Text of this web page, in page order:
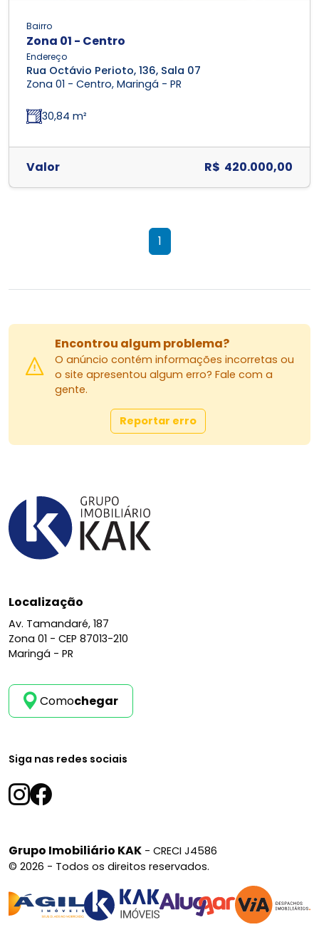
Bairro
Zona 01 - Centro
Endereço
Rua Octávio Perioto, 136, Sala 07
Zona 01 - Centro, Maringá - PR
30,84 m²
Valor R$ 420.000,00
1
Encontrou algum problema?
O anúncio contém informações incorretas ou
o site apresentou algum erro? Fale com a
gente.
Reportar erro
Localização
Av. Tamandaré, 187
Zona 01 - CEP 87013-210
Maringá - PR
Comochegar
Siga nas redes sociais
Grupo Imobiliário KAK - CRECI J4586
© 2026 - Todos os direitos reservados.